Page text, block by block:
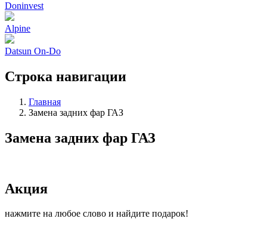
Doninvest
Alpine
Datsun On-Do
Строка навигации
Главная
Замена задних фар ГАЗ
Замена задних фар ГАЗ
Акция
нажмите на любое слово и найдите подарок!